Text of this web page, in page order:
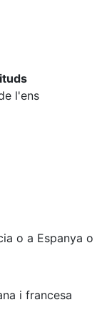
l'ens
o a Espanya o
i francesa